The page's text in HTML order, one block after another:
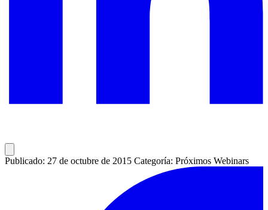
Publicado: 27 de octubre de 2015 Categoría: Próximos Webinars